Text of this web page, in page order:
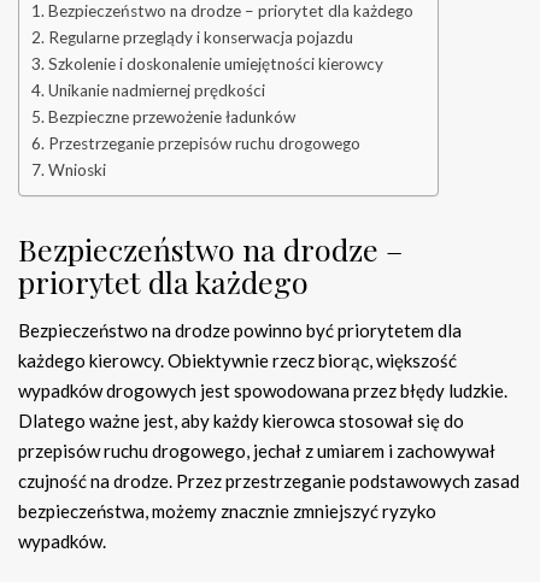
Bezpieczeństwo na drodze – priorytet dla każdego
Regularne przeglądy i konserwacja pojazdu
Szkolenie i doskonalenie umiejętności kierowcy
Unikanie nadmiernej prędkości
Bezpieczne przewożenie ładunków
Przestrzeganie przepisów ruchu drogowego
Wnioski
Bezpieczeństwo na drodze –
priorytet dla każdego
Bezpieczeństwo na drodze powinno być priorytetem dla
każdego kierowcy. Obiektywnie rzecz biorąc, większość
wypadków drogowych jest spowodowana przez błędy ludzkie.
Dlatego ważne jest, aby każdy kierowca stosował się do
przepisów ruchu drogowego, jechał z umiarem i zachowywał
czujność na drodze. Przez przestrzeganie podstawowych zasad
bezpieczeństwa, możemy znacznie zmniejszyć ryzyko
wypadków.